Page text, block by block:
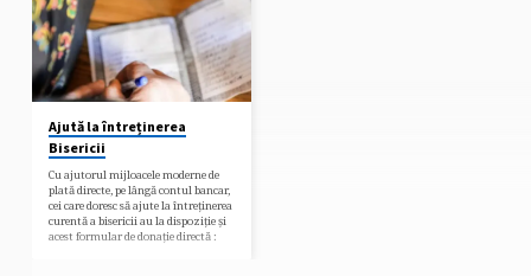
Ajută la întreținerea
Bisericii
Cu ajutorul mijloacele moderne de
plată directe, pe lângă contul bancar,
cei care doresc să ajute la întreținerea
curentă a bisericii au la dispoziție și
acest formular de donație directă :